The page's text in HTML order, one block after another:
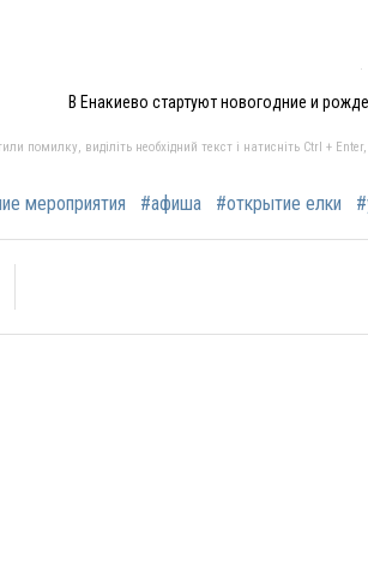
В Енакиево стартуют новогодние и
помилку, виділіть необхідний текст і натисніть Ctrl +
мероприятия #афиша #открытие елки